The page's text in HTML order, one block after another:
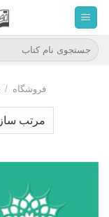
محتوا
برویدجستجو
برای:
فروشگاه /